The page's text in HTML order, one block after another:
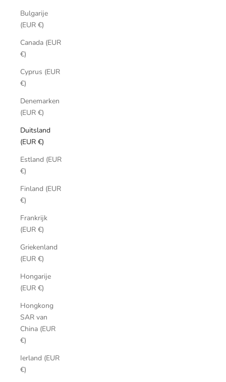
Bulgarije
(EUR €)
Canada (EUR
€)
Cyprus (EUR
€)
Denemarken
(EUR €)
Duitsland
(EUR €)
Estland (EUR
€)
Finland (EUR
€)
Frankrijk
(EUR €)
Griekenland
(EUR €)
Hongarije
(EUR €)
Hongkong
SAR van
China (EUR
€)
Ierland (EUR
€)